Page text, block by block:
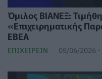
Όμιλος ΒΙΑΝΕΞ:
«Επιχειρηματικής
ΕΒΕΑ
ΕΠΙΧΕΙΡΕΊΝ 05/06/2026 -